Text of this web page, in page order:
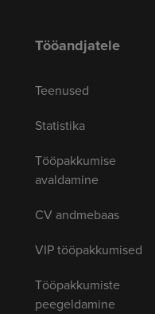
Tööandjatele
Teenused
Statistika
Tööpakkumise
avaldamine
CV andmebaas
VIP tööpakkumised
Tööpakkumiste
peegeldamine